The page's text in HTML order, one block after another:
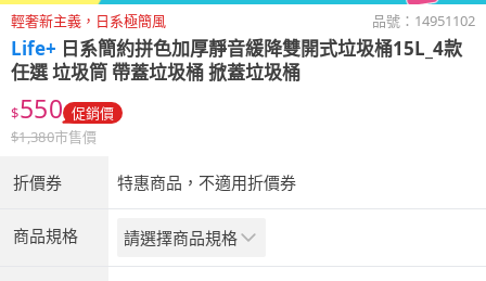
輕奢新主義，日系極簡風 品號： 14951102
Life+ 日系簡約拼色加厚靜音緩降雙開式垃圾桶15L_4款
任選 垃圾筒 帶蓋垃圾桶 掀蓋垃圾桶
$550 促銷價
$1,380市售價
折價券 特惠商品，不適用折價券
商品規格 請選擇商品規格